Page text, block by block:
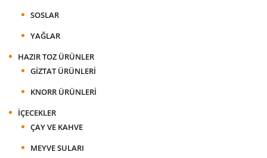
SOSLAR
YAĞLAR
HAZIR TOZ ÜRÜNLER
GIZTAT ÜRÜNLERI
KNORR ÜRÜNLERI
İÇECEKLER
ÇAY VE KAHVE
MEYVE SULARI